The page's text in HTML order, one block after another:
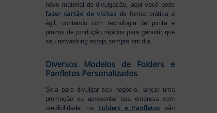
novo material de divulgação, aqui você pode
fazer cartão de visitas de forma prática e
ágil, contando com tecnologia de ponta e
prazos de produção rápidos para garantir que
seu networking esteja sempre em dia.
Diversos Modelos de Folders e
Panfletos Personalizados
Seja para divulgar seu negócio, lançar uma
promoção ou apresentar sua empresa com
credibilidade, os Folders e Panfletos são